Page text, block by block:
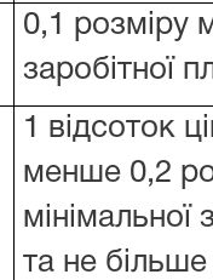
0,1 розміру
заробітної
1 відсоток
менше 0,2
мінімальної
та не більше